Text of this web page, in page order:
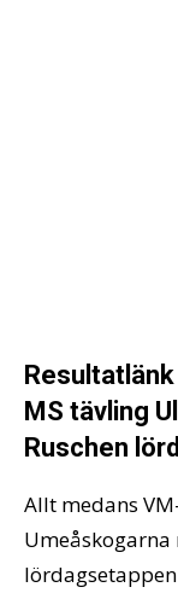
MS tävling
Ruschen
Allt medans
Umeåskogarna